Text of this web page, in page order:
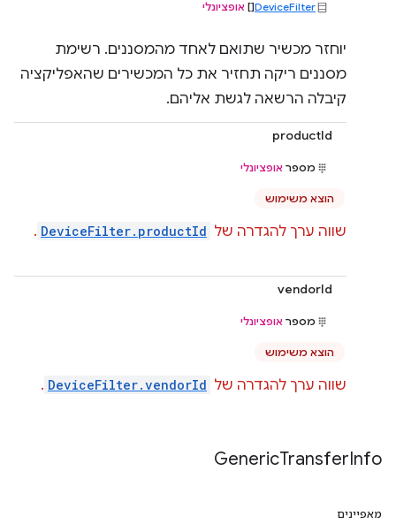
DeviceFilter
[] אופציונלי
יוחזר מכשיר שתואם לאחד מהמסננים. רשימת
מסננים ריקה תחזיר את כל המכשירים שהאפליקציה
קיבלה הרשאה לגשת אליהם.
productId
מספר אופציונלי
הוצא משימוש
שווה ערך להגדרה של DeviceFilter.productId
.
vendorId
מספר אופציונלי
הוצא משימוש
שווה ערך להגדרה של DeviceFilter.vendorId
.
GenericTransferInfo
מאפיינים